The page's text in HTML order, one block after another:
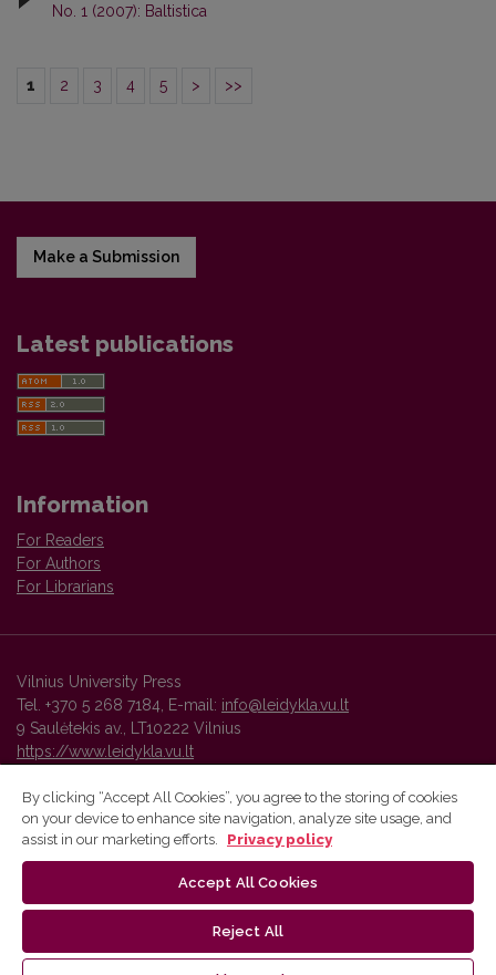
No. 1 (2007): Baltistica
1 2 3 4 5 > >>
Make a Submission
Latest publications
Information
For Readers
For Authors
For Librarians
Vilnius University Press
Tel. +370 5 268 7184, E-mail: info@leidykla.vu.lt
9 Saulėtekis av., LT10222 Vilnius
https://www.leidykla.vu.lt
Vilnius University Press platform and metadata are distributed by
By clicking “Accept All Cookies”, you agree to the storing of cookies
on your device to enhance site navigation, analyze site usage, and
assist in our marketing efforts.
Privacy policy
Accept All Cookies
Reject All